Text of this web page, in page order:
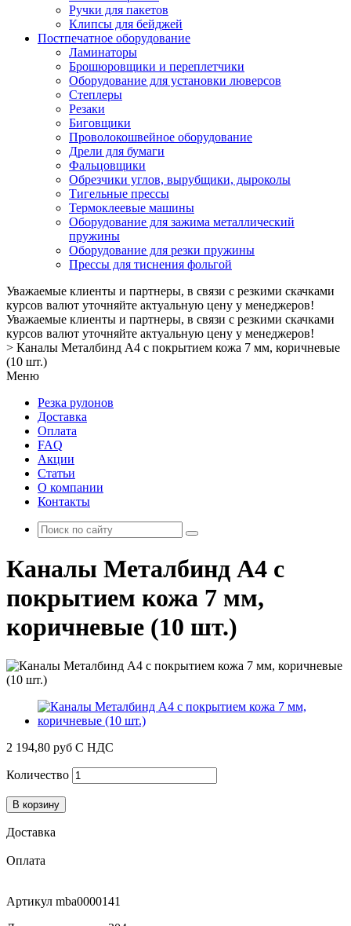
Ручки для пакетов
Клипсы для бейджей
Постпечатное оборудование
Ламинаторы
Брошюровщики и переплетчики
Оборудование для установки люверсов
Степлеры
Резаки
Биговщики
Проволокошвейное оборудование
Дрели для бумаги
Фальцовщики
Обрезчики углов, вырубщики, дыроколы
Тигельные прессы
Термоклеевые машины
Оборудование для зажима металлический
пружины
Оборудование для резки пружины
Прессы для тиснения фольгой
Уважаемые клиенты и партнеры, в связи с резкими скачками
курсов валют уточняйте актуальную цену у менеджеров!
Уважаемые клиенты и партнеры, в связи с резкими скачками
курсов валют уточняйте актуальную цену у менеджеров!
> Каналы Металбинд А4 с покрытием кожа 7 мм, коричневые
(10 шт.)
Меню
Резка рулонов
Доставка
Оплата
FAQ
Акции
Статьи
О компании
Контакты
Каналы Металбинд А4 с
покрытием кожа 7 мм,
коричневые (10 шт.)
2 194,80 руб С НДС
Количество
В корзину
Доставка
Оплата
Артикул mba0000141